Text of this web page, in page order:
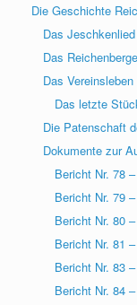
Die Geschichte
Das Jeschkenlied
Das
Das
Das letzte
Die Patenschaft
Dokumente zur
Bericht Nr. 78
Bericht Nr. 79
Bericht Nr. 80
Bericht Nr. 81
Bericht Nr. 83
Bericht Nr. 84